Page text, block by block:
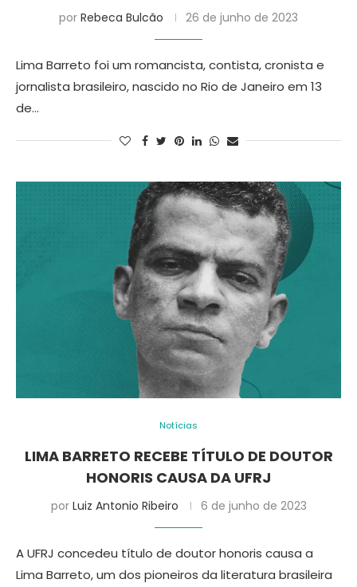
por Rebeca Bulcão 26 de junho de 2023
Lima Barreto foi um romancista, contista, cronista e
jornalista brasileiro, nascido no Rio de Janeiro em 13
de…
Notícias
LIMA BARRETO RECEBE TÍTULO DE DOUTOR
HONORIS CAUSA DA UFRJ
por Luiz Antonio Ribeiro 6 de junho de 2023
A UFRJ concedeu título de doutor honoris causa a
Lima Barreto, um dos pioneiros da literatura brasileira